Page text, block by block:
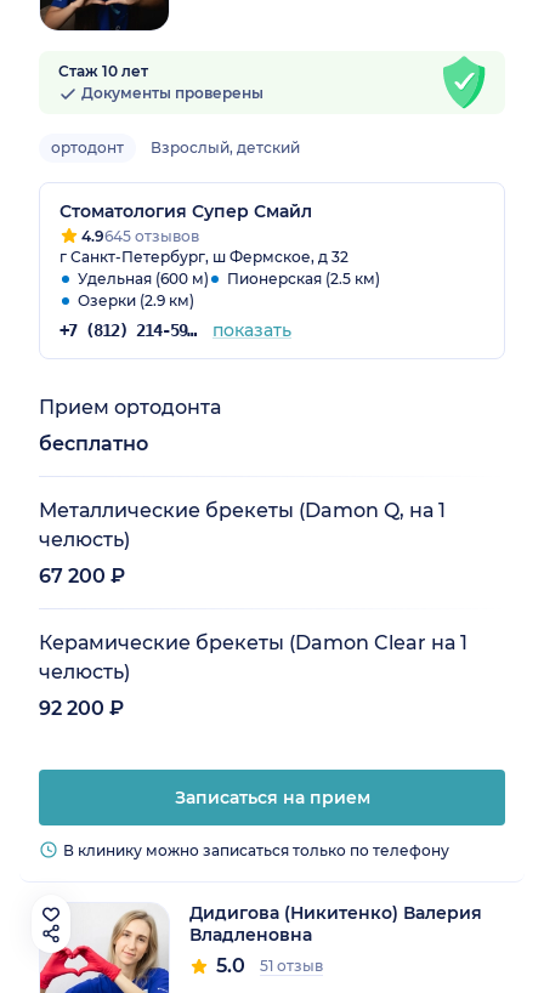
Стаж 10 лет
Документы проверены
ортодонт Взрослый, детский
Стоматология Супер Смайл
4.9645 отзывов
г Санкт-Петербург, ш Фермское, д 32
Удельная (600 м)
Пионерская (2.5 км)
Озерки (2.9 км)
+7 (812) 214-59-31 показать
Прием ортодонта
бесплатно
Металлические брекеты (Damon Q, на 1
челюсть)
67 200 ₽
Керамические брекеты (Damon Clear на 1
челюсть)
92 200 ₽
Записаться на прием
В клинику можно записаться только по телефону
Дидигова (Никитенко) Валерия
Владленовна
5.0 51 отзыв